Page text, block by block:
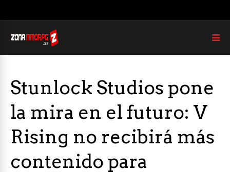
Stunlock Studios pone
la mira en el futuro: V
Rising no recibirá más
contenido para